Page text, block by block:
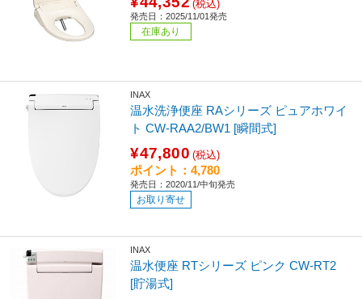
(税込)
発売日：2025/11/01発売
在庫あり
INAX
温水洗浄便座 RAシリーズ ピュアホワイ
ト CW-RAA2/BW1 [瞬間式]
¥47,800 (税込)
ポイント：4,780
発売日：2020/11/中旬発売
お取り寄せ
INAX
温水便座 RTシリーズ ピンク CW-RT2
[貯湯式]